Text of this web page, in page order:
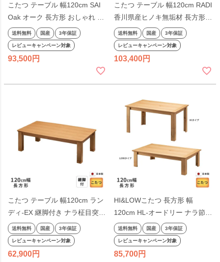
こたつ テーブル 幅120cm SAI
Oak オーク 長方形 おしゃれ ナ
チュラル 木製 天然木 洋風 日美
国産 日本製
送料無料 国産 3年保証
レビューキャンペーン対象
93,500
こたつ テーブル 幅120cm RADI
香川県産ヒノキ無垢材 長方形
おしゃれ ナチュラル 木製 天然
木 洋風 日美 国産 日本製
送料無料 国産 3年保証
レビューキャンペーン対象
103,400
こたつ テーブル 幅120cm ラン
ディ-EX 継脚付き ナラ柾目突板
軽量タイプ 長方形 シンプル 天
然木 ナチュラル 日本製 国産
送料無料 国産 3年保証
レビューキャンペーン対象
62,900
HI&LOWこたつ 長方形 幅
120cm HL-オードリー ナラ節入
り突板 2WAY ダイニングテーブ
ル ローテーブル 軽量タイプ 長
方形 シンプル 天然木 ナチュラ
送料無料 国産 3年保証
レビューキャンペーン対象
85,700